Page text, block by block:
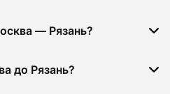
— Рязань?
до Рязань?